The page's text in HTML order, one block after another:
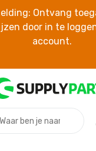
Ontvang
door in te
account.